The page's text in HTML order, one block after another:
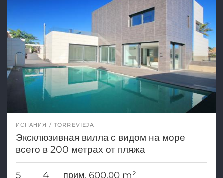
ИСПАНИЯ TORREVIEJA
Эксклюзивная вилла с видом на море
всего в 200 метрах от пляжа
5 4 прим. 600,00 m²